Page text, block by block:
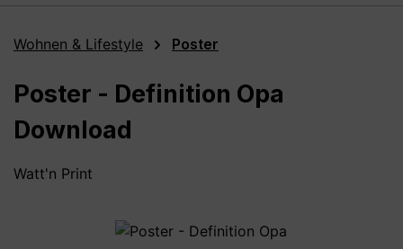
Wohnen & Lifestyle Poster
Poster - Definition Opa
Download
Watt'n Print
Bildergalerie überspringen